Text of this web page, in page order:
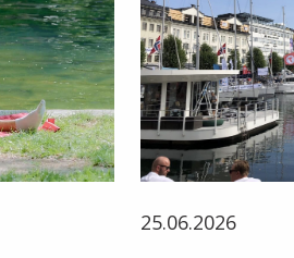
25.06.2026